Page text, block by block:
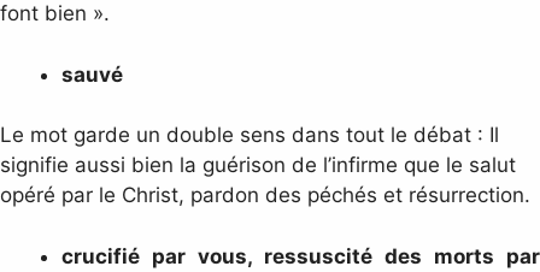
font bien ».
sauvé
Le mot garde un double sens dans tout le débat : Il
signifie aussi bien la guérison de l’infirme que le salut
opéré par le Christ, pardon des péchés et résurrection.
crucifié par vous, ressuscité des morts par